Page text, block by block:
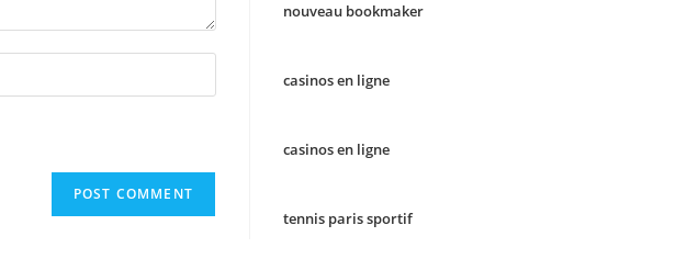
nouveau bookmaker
casinos en ligne
casinos en ligne
tennis paris sportif